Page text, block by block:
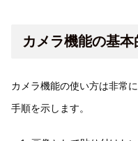
カメラ機能の基
カメラ機能の使い方は非常
手順を示します。